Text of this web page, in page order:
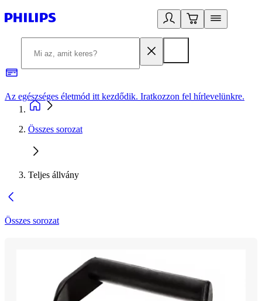
Az egészséges életmód itt kezdődik. Iratkozzon fel hírlevelünkre.
Összes sorozat
Teljes állvány
Összes sorozat